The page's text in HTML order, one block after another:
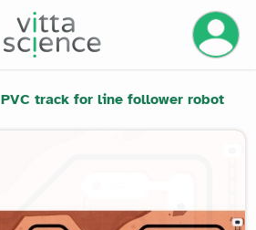
PVC track for line follower robot